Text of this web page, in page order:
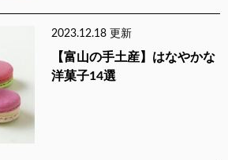
2023.12.18 更新
【富山の手土産】はなやかな
洋菓子14選